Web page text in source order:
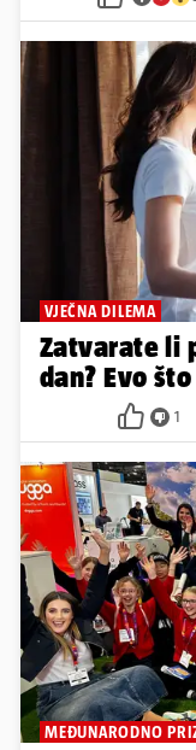
VJEČNA DILEMA
Zatvarate li
dan? Evo
1
MEĐUNARODNO